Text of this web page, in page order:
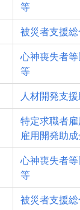
等
被災者支援
心神喪失者
等
人材開発支
特定求職者
雇用開発助成
心神喪失者
等
被災者支援